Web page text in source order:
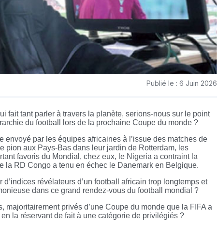
Publié le : 6 Juin 2026
fait tant parler à travers la planète, serions-nous sur le point
du football lors de la prochaine Coupe du monde ?
envoyé par les équipes africaines à l’issue des matches de
pion aux Pays-Bas dans leur jardin de Rotterdam, les
favoris du Mondial, chez eux, le Nigeria a contraint la
la RD Congo a tenu en échec le Danemark en Belgique.
révélateurs d’un football africain trop longtemps et
dans ce grand rendez-vous du football mondial ?
majoritairement privés d’une Coupe du monde que la FIFA a
la réservant de fait à une catégorie de privilégiés ?